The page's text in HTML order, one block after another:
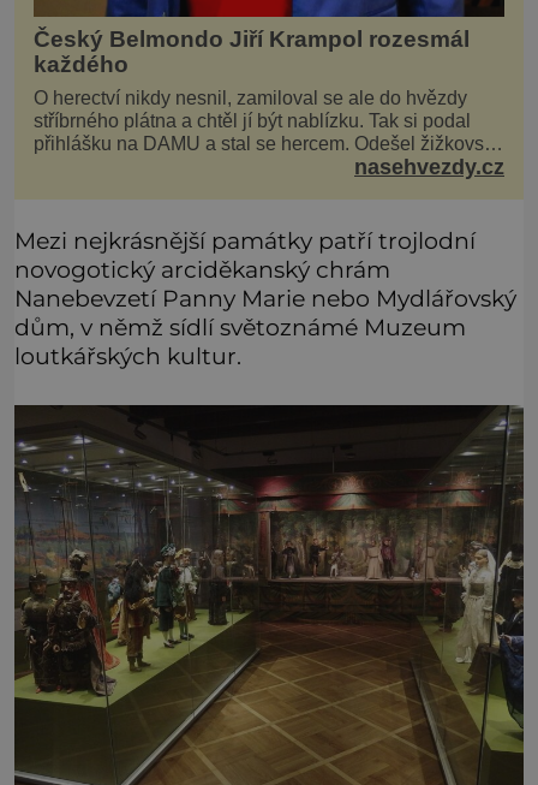
Český Belmondo Jiří Krampol rozesmál
každého
O herectví nikdy nesnil, zamiloval se ale do hvězdy
stříbrného plátna a chtěl jí být nablízku. Tak si podal
přihlášku na DAMU a stal se hercem. Odešel žižkovský
matador, který všude rozdával humor, i když jemu
nasehvezdy.cz
Mezi nejkrásnější památky patří trojlodní
novogotický arciděkanský chrám
Nanebevzetí Panny Marie nebo Mydlářovský
dům, v němž sídlí světoznámé Muzeum
loutkářských kultur.